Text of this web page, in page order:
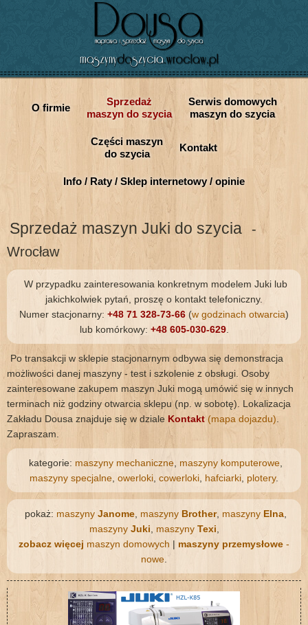
O firmie
Sprzedaż
maszyn do szycia
Serwis domowych
maszyn do szycia
Części maszyn
do szycia
Kontakt
Info / Raty / Sklep internetowy / opinie
Sprzedaż maszyn Juki do szycia
-
Wrocław
W przypadku zainteresowania konkretnym modelem Juki lub
jakichkolwiek pytań, proszę o kontakt telefoniczny.
Numer stacjonarny: +48 71 328-73-66 (w godzinach otwarcia)
lub komórkowy: +48 605-030-629.
Po transakcji w sklepie stacjonarnym odbywa się demonstracja
możliwości danej maszyny - test i szkolenie z obsługi. Osoby
zainteresowane zakupem maszyn Juki mogą umówić się w innych
terminach niż godziny otwarcia sklepu (np. w sobotę). Lokalizacja
Zakładu Dousa znajduje się w dziale Kontakt (mapa dojazdu)
Zapraszam.
kategorie: maszyny mechaniczne maszyny komputerowe
maszyny specjalne owerloki cowerloki hafciarki plotery.
pokaż: maszyny Janome maszyny Brother, maszyny Elna
maszyny Juki maszyny Texi
zobacz więcej maszyn domowych | maszyny przemysłowe -
nowe